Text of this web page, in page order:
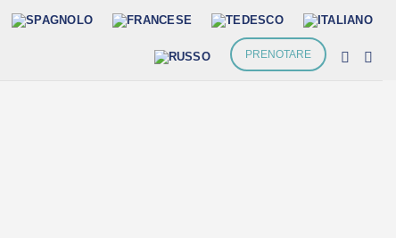
PRENOTARE